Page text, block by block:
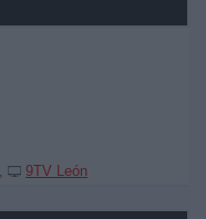
9TV León